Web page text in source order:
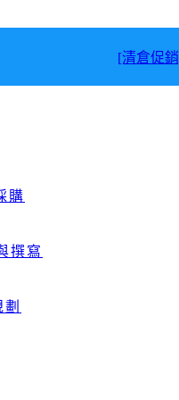
[清倉促
購
撰寫